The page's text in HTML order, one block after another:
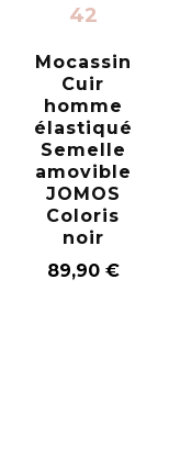
42
Mocassin
Cuir
homme
élastiqué
Semelle
amovible
JOMOS
Coloris
noir
89,90 €